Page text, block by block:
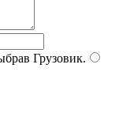
Грузовик.